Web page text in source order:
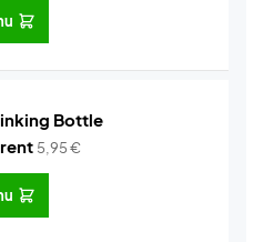
Bottle
5,95€